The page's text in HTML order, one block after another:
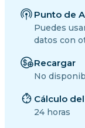
Punto de
Puedes
datos con
Recargar
No
Cálculo
24 horas